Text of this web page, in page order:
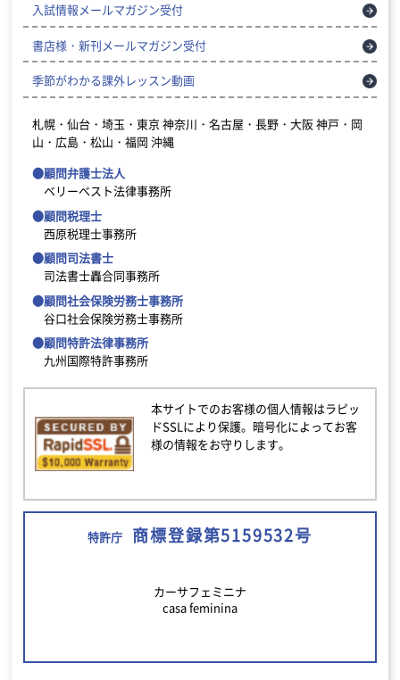
入試情報メールマガジン受付
書店様・新刊メールマガジン受付
季節がわかる課外レッスン動画
札幌・仙台・埼玉・東京神奈川・名古屋・長野・大阪神戸・岡
山・広島・松山・福岡 沖縄
●顧問弁護士法人
ベリーベスト法律事務所
●顧問税理士
西原税理士事務所
●顧問司法書士
司法書士轟合同事務所
●顧問社会保険労務士事務所
谷口社会保険労務士事務所
●顧問特許法律事務所
九州国際特許事務所
本サイトでのお客様の個人情報はラピッ
ドSSLにより保護。暗号化によってお客
様の情報をお守りします。
特許庁 商標登録第5159532号
カーサフェミニナ
casa feminina